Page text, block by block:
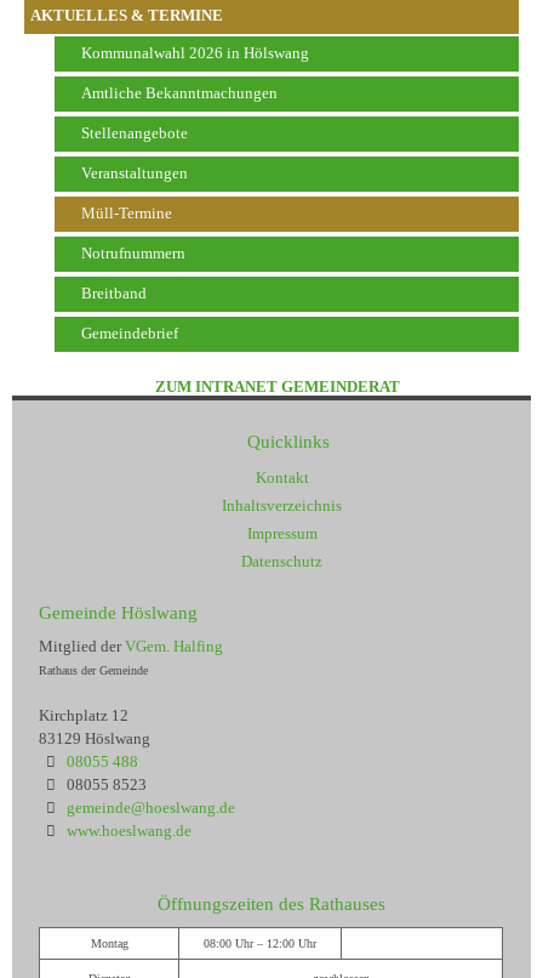
AKTUELLES & TERMINE
Kommunalwahl 2026 in Hölswang
Amtliche Bekanntmachungen
Stellenangebote
Veranstaltungen
Müll-Termine
Notrufnummern
Breitband
Gemeindebrief
ZUM INTRANET GEMEINDERAT
Quicklinks
Kontakt
Inhaltsverzeichnis
Impressum
Datenschutz
Gemeinde Höslwang
Mitglied derVGem. Halfing
Rathaus der Gemeinde
Kirchplatz 12
83129 Höslwang
08055 488
08055 8523
gemeinde@hoeslwang.de
www.hoeslwang.de
Öffnungszeiten des Rathauses
Montag 08:00 Uhr – 12:00 Uhr